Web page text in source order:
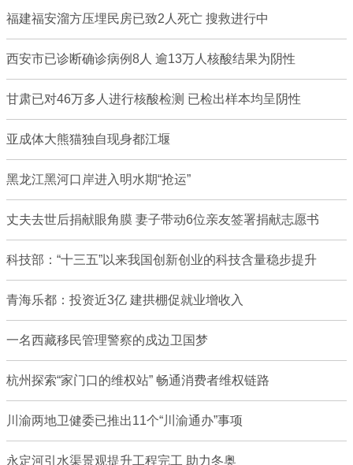
福建福安溜方压埋民房已致2人死亡 搜救进行中
西安市已诊断确诊病例8人 逾13万人核酸结果为阴性
甘肃已对46万多人进行核酸检测 已检出样本均呈阴性
亚成体大熊猫独自现身都江堰
黑龙江黑河口岸进入明水期“抢运”
丈夫去世后捐献眼角膜 妻子带动6位亲友签署捐献志愿书
科技部：“十三五”以来我国创新创业的科技含量稳步提升
青海乐都：投资近3亿 建拱棚促就业增收入
一名西藏移民管理警察的戍边卫国梦
杭州探索“家门口的维权站” 畅通消费者维权链路
川渝两地卫健委已推出11个“川渝通办”事项
永定河引水渠景观提升工程完工 助力冬奥